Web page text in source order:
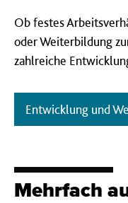
Ob festes
oder Weiterbildung
zahlreiche
Entwicklung und
Mehr­fach